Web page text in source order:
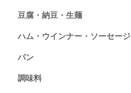
豆腐・納豆・生麺
ハム・ウインナー・ソーセージ
パン
調味料